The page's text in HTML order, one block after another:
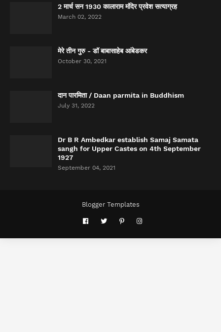
2 मार्च सन 1930 कालाराम मंदिर प्रवेश सत्याग्रह
March 02, 2022
मेरे तीन गुरु - डॉ बाबासाहेब आंबेडकर
October 30, 2021
दान पारमिता / Daan parmita in Buddhism
July 31, 2022
Dr B R Ambedkar establish Samaj Samata
sangh for Upper Castes on 4th September
1927
September 04, 2021
Blogger Templates